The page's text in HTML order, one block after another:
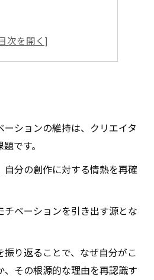
ションの維持は、クリエイタ
です。
分の創作に対する情熱を再確
ベーションを引き出す源とな
り返ることで、なぜ自分がこ
その根源的な理由を再認識す